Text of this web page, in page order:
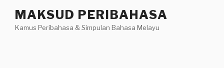
content
MAKSUD PERIBAHASA
Kamus Peribahasa & Simpulan Bahasa Melayu